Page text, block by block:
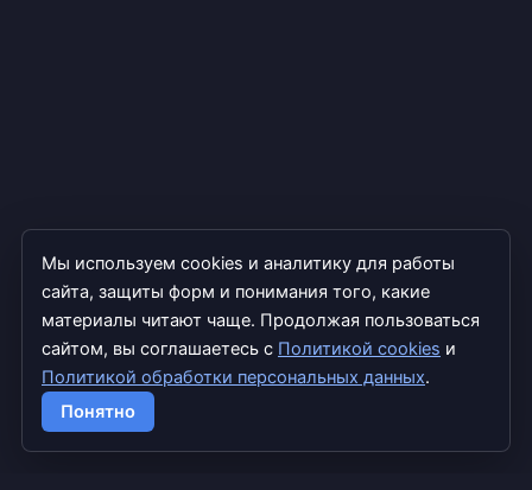
Мы используем cookies и аналитику для работы
сайта, защиты форм и понимания того, какие
материалы читают чаще. Продолжая пользоваться
сайтом, вы соглашаетесь с Политикой cookies и
Политикой обработки персональных данных.
Понятно